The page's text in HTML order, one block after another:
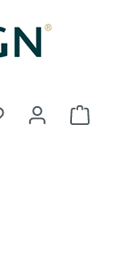
Du hast 0